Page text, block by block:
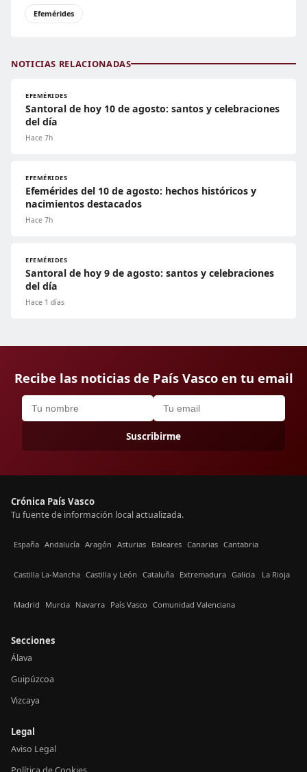
Efemérides
NOTICIAS RELACIONADAS
EFEMÉRIDES
Santoral de hoy 10 de agosto: santos y celebraciones
del día
Hace 7h
EFEMÉRIDES
Efemérides del 10 de agosto: hechos históricos y
nacimientos destacados
Hace 7h
EFEMÉRIDES
Santoral de hoy 9 de agosto: santos y celebraciones
del día
Hace 1 días
Recibe las noticias de País Vasco en tu email
Suscribirme
Crónica País Vasco
Tu fuente de información local actualizada.
España Andalucía Aragón Asturias Baleares Canarias Cantabria
Castilla La-Mancha Castilla y León Cataluña Extremadura Galicia La Rioja
Madrid Murcia Navarra País Vasco Comunidad Valenciana
Secciones
Álava
Guipúzcoa
Vizcaya
Legal
Aviso Legal